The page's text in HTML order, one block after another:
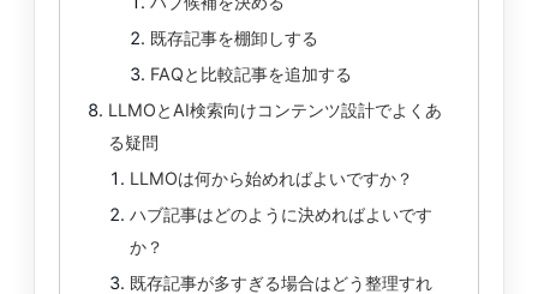
既存記事を棚卸しする
FAQと比較記事を追加する
LLMOとAI検索向けコンテンツ設計でよくあ
る疑問
LLMOは何から始めればよいですか？
ハブ記事はどのように決めればよいです
か？
既存記事が多すぎる場合はどう整理すれ